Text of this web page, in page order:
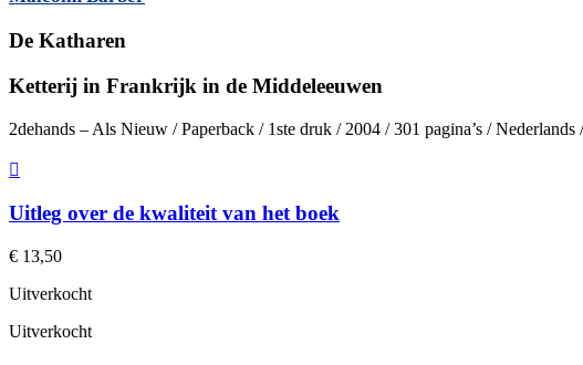
De Katharen
Ketterij in Frankrijk in de Middeleeuwen
2dehands – Als Nieuw / Paperback / 1ste druk / 2004 / 301 pagina’s /
Uitleg over de kwaliteit van het boek
€ 13,50
Uitverkocht
Uitverkocht